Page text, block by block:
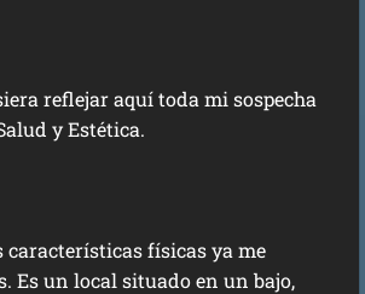
reflejar aquí toda mi sospecha
y Estética.
características físicas ya me
Es un local situado en un bajo,